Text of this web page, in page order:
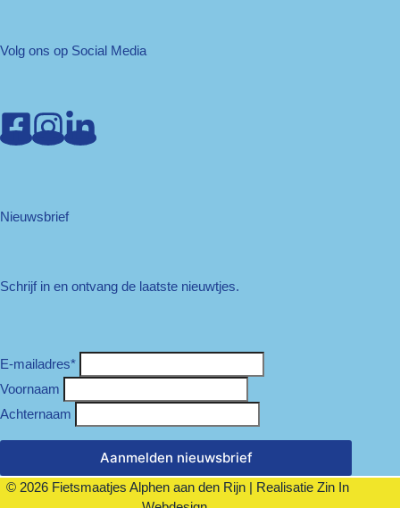
Volg ons op Social Media
Nieuwsbrief
Schrijf in en ontvang de laatste nieuwtjes.
E-mailadres*
Voornaam
Achternaam
Aanmelden nieuwsbrief
© 2026 Fietsmaatjes Alphen aan den Rijn | RealisatieZin In